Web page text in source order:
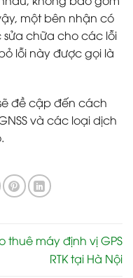
một bên nhận có
chữa cho các lỗi
lỗi này được gọi là
đề cập đến cách
và các loại dịch
thuê máy định vị GPS
RTK tại Hà Nội